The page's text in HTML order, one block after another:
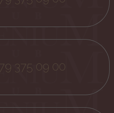
375 09 00